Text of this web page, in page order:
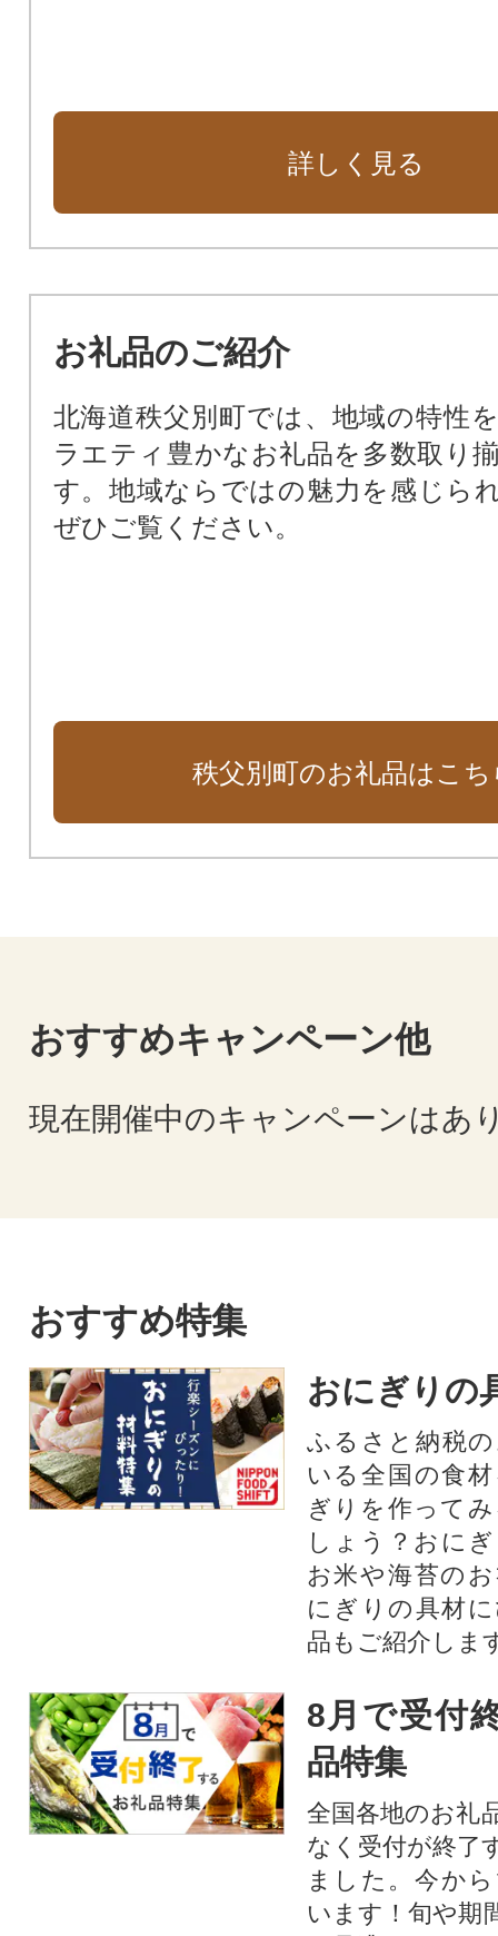
詳しく見る
お礼品のご紹介
北海道秩父別町では、地域の特性
ラエティ豊かなお礼品を多数取り
す。地域ならではの魅力を感じら
ぜひご覧ください。
秩父別町のお礼品はこち
おすすめキャンペーン他
現在開催中のキャンペーンはあ
おすすめ特集
おにぎりの
ふるさと納税
いる全国の食
ぎりを作って
しょう？おに
お米や海苔の
にぎりの具材
品もご紹介しま
8月で受付
品特集
全国各地のお礼
なく受付が終了
ました。今か
います！旬や期